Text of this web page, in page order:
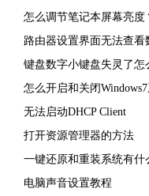
怎么调节笔记本屏幕亮度
路由器设置界面无法查看
键盘数字小键盘失灵了怎
怎么开启和关闭
卡硬件加速功能
无法启动DHCP Client
打开资源管理器的方法
一键还原和重装系统有什
电脑声音设置教程